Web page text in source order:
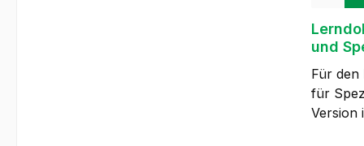
und
Für den
für
Version